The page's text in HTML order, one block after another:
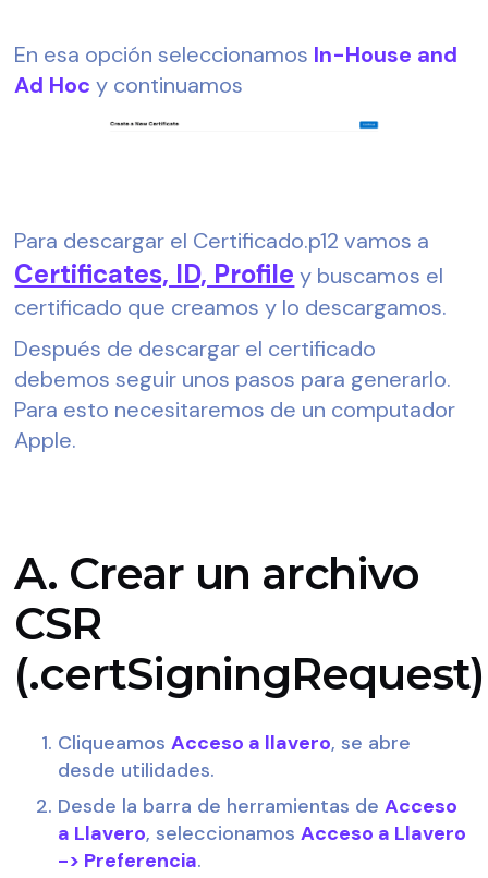
En esa opción seleccionamos In-House and
Ad Hoc y continuamos
Para descargar el Certificado.p12 vamos a
Certificates, ID, Profile y buscamos el
certificado que creamos y lo descargamos.
Después de descargar el certificado
debemos seguir unos pasos para generarlo.
Para esto necesitaremos de un computador
Apple.
A. Crear un archivo
CSR
(.certSigningRequest)
Cliqueamos Acceso a llavero, se abre
desde utilidades.
Desde la barra de herramientas de Acceso
a Llavero, seleccionamos Acceso a Llavero
-> Preferencia.